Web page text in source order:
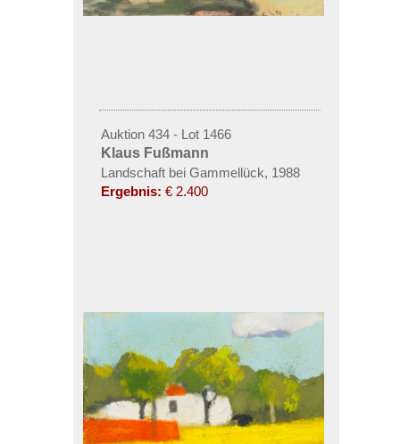
Auktion 434 - Lot 1466
Klaus Fußmann
Landschaft bei Gammellück, 1988
Ergebnis: € 2.400